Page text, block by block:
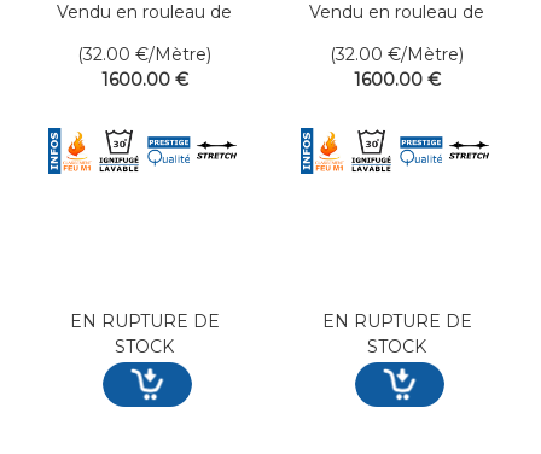
Vendu en rouleau de
(32.00 €/Mètre)
1600.00 €
EN RUPTURE DE
STOCK
Vendu en rouleau de
(32.00 €/Mètre)
1600.00 €
EN RUPTURE DE
STOCK